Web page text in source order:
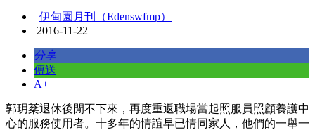
伊甸園月刊（Edenswfmp）
2016-11-22
分享
傳送
A+
郭玥棻退休後閒不下來，再度重返職場當起照服員照顧養護中
心的服務使用者。十多年的情誼早已情同家人，他們的一舉一